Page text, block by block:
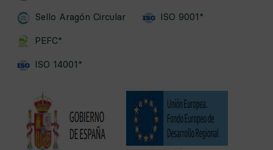
Sello Aragón Circular
PEFC*
ISO 14001*
ISO 9001*